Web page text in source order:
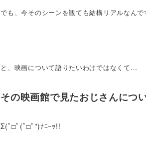
でも、今そのシーンを観ても結構リアルなん
と、映画について語りたいわけではなくて…
その映画館で見たおじさんにつ
Σ(ﾟ□ﾟ(ﾟ□ﾟ*)ﾅﾆｰｯ!!